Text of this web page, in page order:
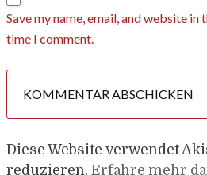
Save my name, email, and website
time I comment.
Diese Website verwendet
reduzieren. Erfahre mehr